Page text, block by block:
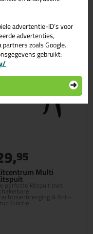
Multi
perfecte kitspuit met
& Anti-
functie
95
advertentie-ID’s voor
advertenties,
zoals Google.
gebruikt: